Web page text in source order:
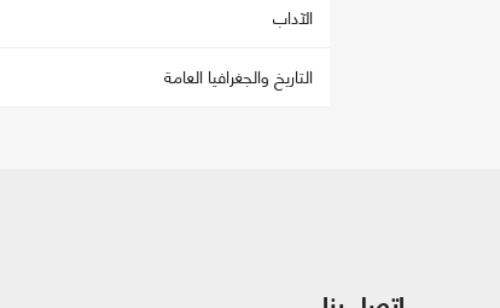
الآداب
التاريخ والجغرافيا العامة